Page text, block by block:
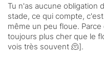
Tu n'as aucune obligation
stade, ce qui compte,
même un peu floue.
toujours plus cher que le
vois très souvent 🫠].